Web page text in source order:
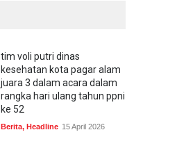
tim voli putri dinas
kesehatan kota pagar alam
juara 3 dalam acara dalam
rangka hari ulang tahun ppni
ke 52
Berita, Headline 15 April 2026